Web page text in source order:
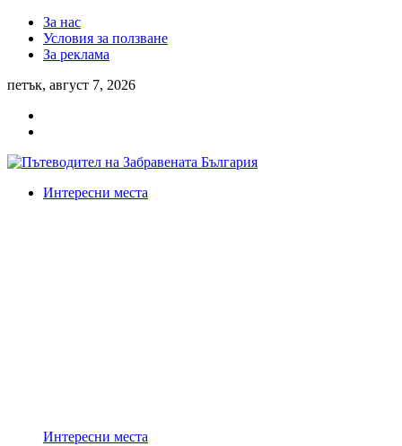
За нас
Условия за ползване
За реклама
петък, август 7, 2026
Интересни места
Интересни места